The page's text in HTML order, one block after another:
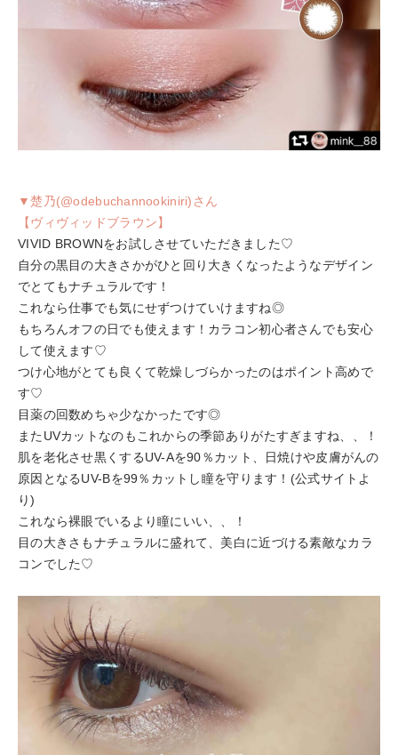
▼楚乃(@odebuchannookiniri)さん
【ヴィヴィッドブラウン】
VIVID BROWNをお試しさせていただきました♡
自分の黒目の大きさかがひと回り大きくなったようなデザイン
でとてもナチュラルです！
これなら仕事でも気にせずつけていけますね◎
もちろんオフの日でも使えます！カラコン初心者さんでも安心
して使えます♡
つけ心地がとても良くて乾燥しづらかったのはポイント高めで
す♡
目薬の回数めちゃ少なかったです◎
またUVカットなのもこれからの季節ありがたすぎますね、、！
肌を老化させ黒くするUV-Aを90％カット、日焼けや皮膚がんの
原因となるUV-Bを99％カットし瞳を守ります！(公式サイトよ
り)
これなら裸眼でいるより瞳にいい、、！
目の大きさもナチュラルに盛れて、美白に近づける素敵なカラ
コンでした♡